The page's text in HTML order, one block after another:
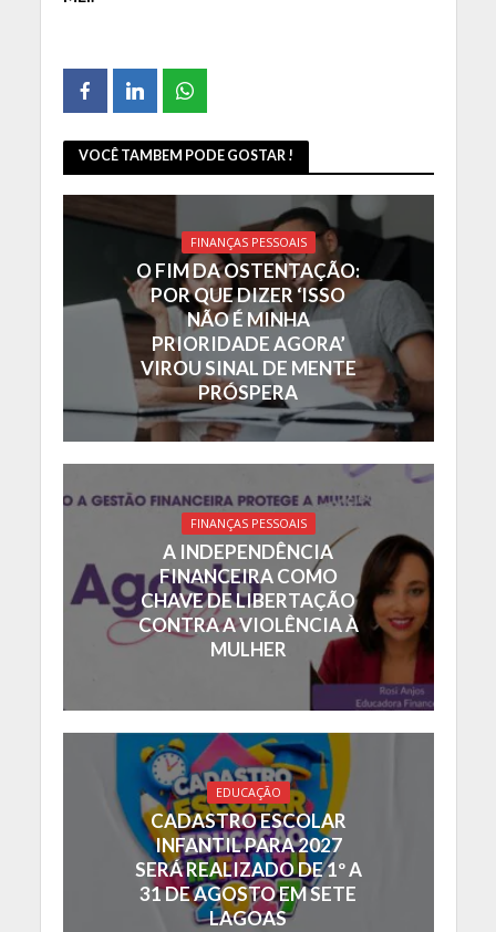
VOCÊ TAMBEM PODE GOSTAR !
FINANÇAS PESSOAIS
O FIM DA OSTENTAÇÃO:
POR QUE DIZER ‘ISSO
NÃO É MINHA
PRIORIDADE AGORA’
VIROU SINAL DE MENTE
PRÓSPERA
FINANÇAS PESSOAIS
A INDEPENDÊNCIA
FINANCEIRA COMO
CHAVE DE LIBERTAÇÃO
CONTRA A VIOLÊNCIA À
MULHER
EDUCAÇÃO
CADASTRO ESCOLAR
INFANTIL PARA 2027
SERÁ REALIZADO DE 1º A
31 DE AGOSTO EM SETE
LAGOAS